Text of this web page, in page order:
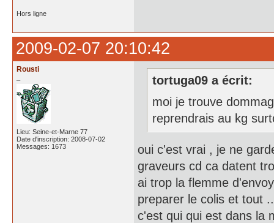
Hors ligne
2009-02-07 20:10:42
Rousti
Lieu: Seine-et-Marne 77
Date d'inscription: 2008-07-02
Messages: 1673
tortuga09 a écrit:
moi je trouve
reprendrais au kg
oui c'est vrai , je ne
graveurs cd ca datent
ai trop la flemme
preparer le colis et tout
c'est qui qui est dans la